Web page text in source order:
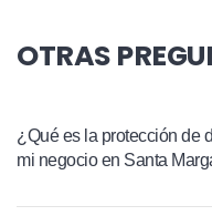
OTRAS
¿Qué es la protección de
mi negocio en Santa